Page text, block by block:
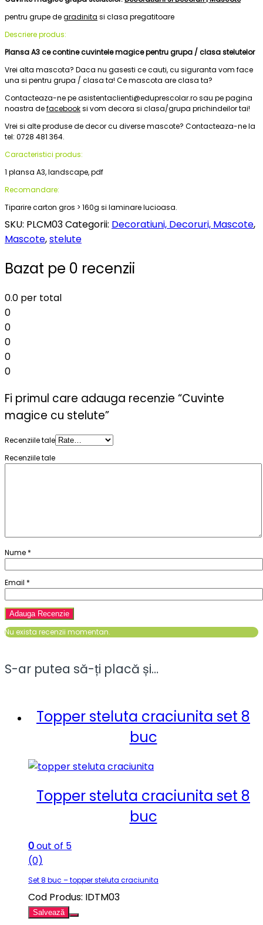
pentru grupe degradinita si clasa pregatitoare
Descriere produs:
Plansa A3 ce contine cuvintele magice pentru grupa / clasa stelutelor
Vrei alta mascota? Daca nu gasesti ce cauti, cu siguranta vom face
una si pentru grupa / clasa ta! Ce mascota are clasa ta?
Contacteaza-ne pe asistentaclienti@eduprescolar.ro sau pe pagina
noastra defacebooksi vom decora si clasa/grupa prichindeilor tai!
Vrei si alte produse de decor cu diverse mascote? Contacteaza-ne la
tel: 0728 481 364.
Caracteristici produs:
1 plansa A3, landscape, pdf
Recomandare:
Tiparire carton gros > 160g si laminare lucioasa.
SKU: PLCM03Categorii: Decoratiuni, Decoruri, Mascote,
Mascote,stelute
Bazat pe 0 recenzii
0.0 per total
0
0
0
0
0
Fi primul care adauga recenzie “Cuvinte
magice cu stelute”
Recenziile tale
Recenziile tale
Nume *
Email *
Nu exista recenzii momentan.
S-ar putea să-ți placă și…
Topper steluta craciunita set 8
buc
Topper steluta craciunita set 8
buc
0out of 5
(0)
Set 8 buc – topper steluta craciunita
Cod Produs: IDTM03
Salvează